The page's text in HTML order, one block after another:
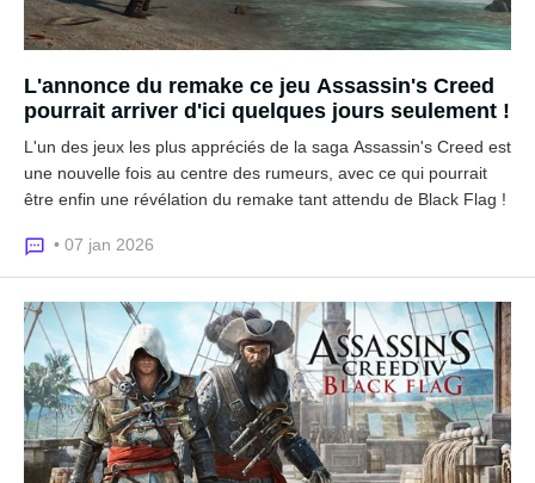
L'annonce du remake ce jeu Assassin's Creed
pourrait arriver d'ici quelques jours seulement !
L'un des jeux les plus appréciés de la saga Assassin's Creed est
une nouvelle fois au centre des rumeurs, avec ce qui pourrait
être enfin une révélation du remake tant attendu de Black Flag !
• 07 jan 2026